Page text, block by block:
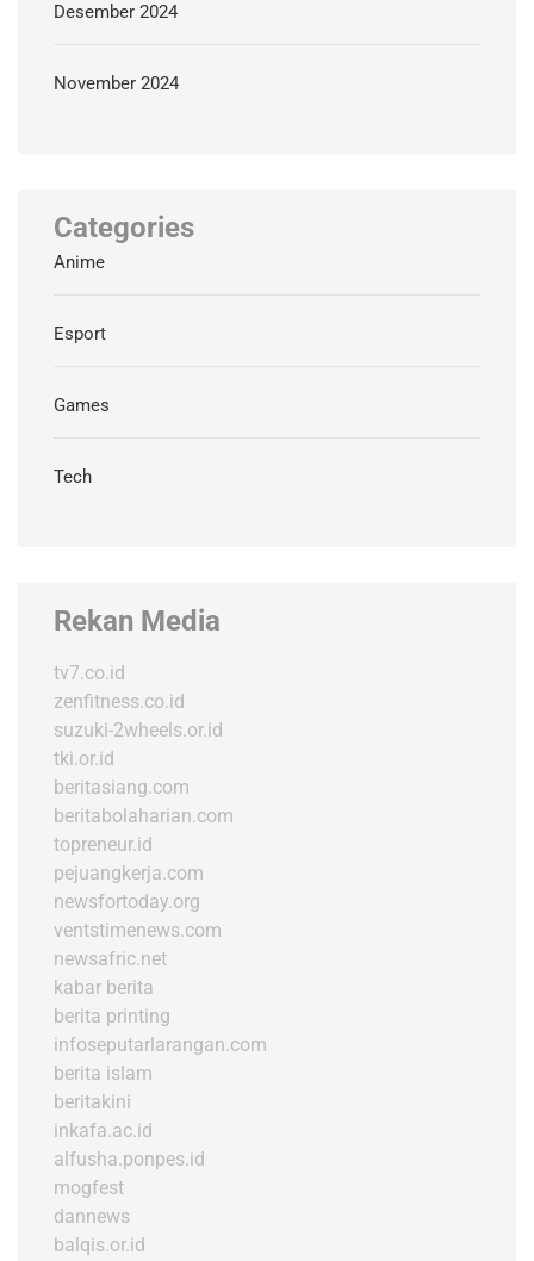
Desember 2024
November 2024
Categories
Anime
Esport
Games
Tech
Rekan Media
tv7.co.id
zenfitness.co.id
suzuki-2wheels.or.id
tki.or.id
beritasiang.com
beritabolaharian.com
topreneur.id
pejuangkerja.com
newsfortoday.org
ventstimenews.com
newsafric.net
kabar berita
berita printing
infoseputarlarangan.com
berita islam
beritakini
inkafa.ac.id
alfusha.ponpes.id
mogfest
dannews
balqis.or.id